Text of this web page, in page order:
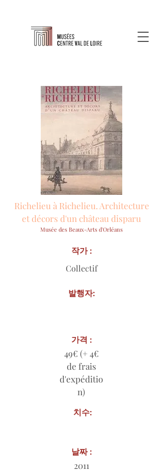
Richelieu à Richelieu. Architecture
et décors d'un château disparu
Musée des Beaux-Arts d'Orléans
Collectif
작가 :
발행자:
가격 :
49€ (+ 4€
de frais
d'expéditio
n)
치수:
날짜 :
2011